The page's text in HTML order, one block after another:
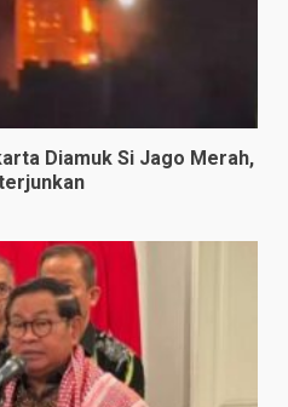
Diamuk Si Jago Merah,